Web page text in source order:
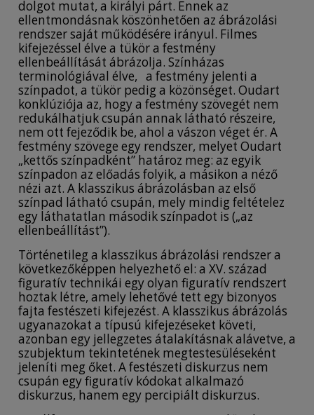
dolgot mutat, a királyi párt. Ennek az
ellentmondásnak köszönhetően az ábrázolási
rendszer saját működésére irányul. Filmes
kifejezéssel élve a tükör a festmény
ellenbeállítását ábrázolja. Színházas
terminológiával élve, a festmény jelenti a
színpadot, a tükör pedig a közönséget. Oudart
konklúziója az, hogy a festmény szövegét nem
redukálhatjuk csupán annak látható részeire,
nem ott fejeződik be, ahol a vászon véget ér. A
festmény szövege egy rendszer, melyet Oudart
„kettős színpadként” határoz meg: az egyik
színpadon az előadás folyik, a másikon a néző
nézi azt. A klasszikus ábrázolásban az első
színpad látható csupán, mely mindig feltételez
egy láthatatlan második színpadot is („az
ellenbeállítást”).
Történetileg a klasszikus ábrázolási rendszer a
következőképpen helyezhető el: a XV. század
figuratív technikái egy olyan figuratív rendszert
hoztak létre, amely lehetővé tett egy bizonyos
fajta festészeti kifejezést. A klasszikus ábrázolás
ugyanazokat a típusú kifejezéseket követi,
azonban egy jellegzetes átalakításnak alávetve, a
szubjektum tekintetének megtestesüléseként
jeleníti meg őket. A festészeti diskurzus nem
csupán egy figuratív kódokat alkalmazó
diskurzus, hanem egy percipiált diskurzus.